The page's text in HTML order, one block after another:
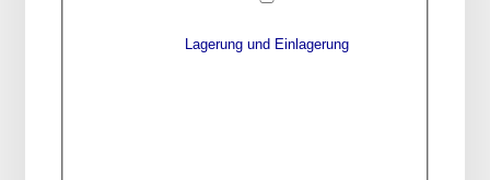
Lagerung und Einlagerung